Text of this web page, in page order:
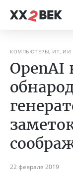
КОМПЬЮТЕРЫ, ИТ, ИИ
OpenAI
22 февраля 2019